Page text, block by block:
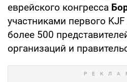
еврейского конгресса
участниками первого
более 500
организаций и